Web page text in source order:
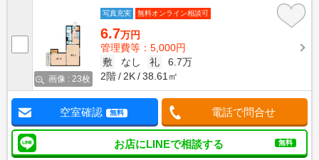
画像 : 23枚
写真充実 無料オンライン相談可
6.7万円
管理費等：5,000円
敷
なし 礼
6.7万
2階
2K 38.61㎡
空室確認 無料 電話で問合せ
お店にLINEで相談する 無料